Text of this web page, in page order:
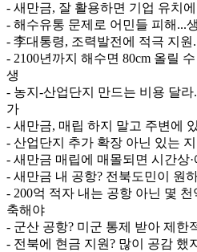
- 새만금, 잘 활용하면 기업 유치
- 해수유통 문제로 어민들 피해...
- 李대통령, 조력발전에 적극 지
- 2100년까지 해수면 80cm 올릴
생
- 농지-산업단지 만드는 비용 달
가
- 새만금, 매립 하지 말고 주변에
- 산업단지 추가 확장 아닌 있는
- 새만금 매립에 매몰되면 시간상
- 새만금 내 공항? 전북도민이 원
- 200억 적자 내는 공항 아닌 몇
축해야
- 군산 공항? 미군 통제 받아 제한
- 전북에 현금 지원? 많이 공감 했